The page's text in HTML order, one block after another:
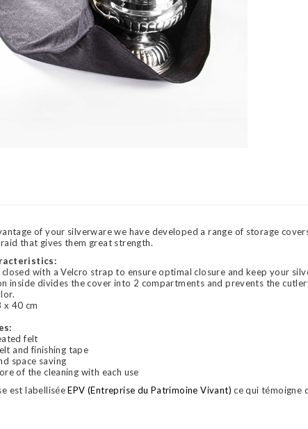
of your silverware we have developed a range of storage
that gives them great strength.
with a Velcro strap to ensure optimal closure and keep your
inside divides the cover into 2 compartments and prevents the
x 40 cm
felt
and finishing tape
space saving
of the cleaning with each use
est labelliséeEPV (Entreprise du Patrimoine Vivant) ce qui témoigne